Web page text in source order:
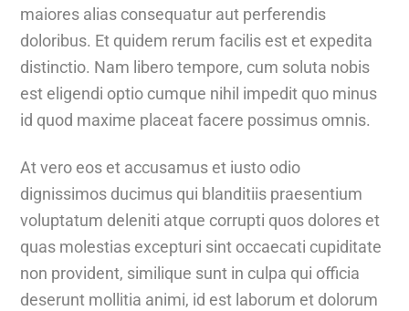
maiores alias consequatur aut perferendis
doloribus. Et quidem rerum facilis est et expedita
distinctio. Nam libero tempore, cum soluta nobis
est eligendi optio cumque nihil impedit quo minus
id quod maxime placeat facere possimus omnis.
At vero eos et accusamus et iusto odio
dignissimos ducimus qui blanditiis praesentium
voluptatum deleniti atque corrupti quos dolores et
quas molestias excepturi sint occaecati cupiditate
non provident, similique sunt in culpa qui officia
deserunt mollitia animi, id est laborum et dolorum